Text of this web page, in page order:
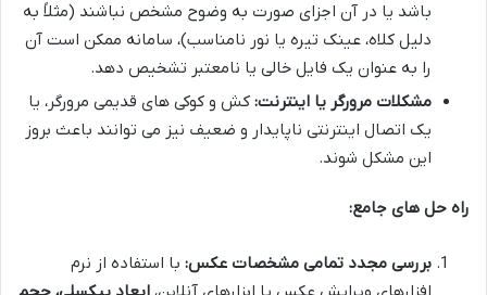
باشد یا در آن اجزای صورت به وضوح مشخص نباشند (مثلاً به
دلیل کلاه، عینک تیره یا نور نامناسب)، سامانه ممکن است آن
را به عنوان یک فایل خالی یا نامعتبر تشخیص دهد.
مشکلات مرورگر یا اینترنت: کش و کوکی های قدیمی مرورگر، یا
یک اتصال اینترنتی ناپایدار و ضعیف نیز می توانند باعث بروز
این مشکل شوند.
راه حل های جامع:
بررسی مجدد تمامی مشخصات عکس: با استفاده از نرم